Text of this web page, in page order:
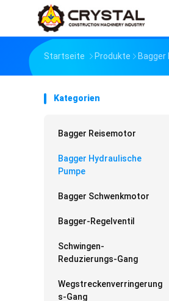
Startseite Produkte Bagger
Kategorien
Bagger Reisemotor
Bagger Hydraulische
Pumpe
Bagger Schwenkmotor
Bagger-Regelventil
Schwingen-
Reduzierungs-Gang
Wegstreckenverringerung
S-Gang